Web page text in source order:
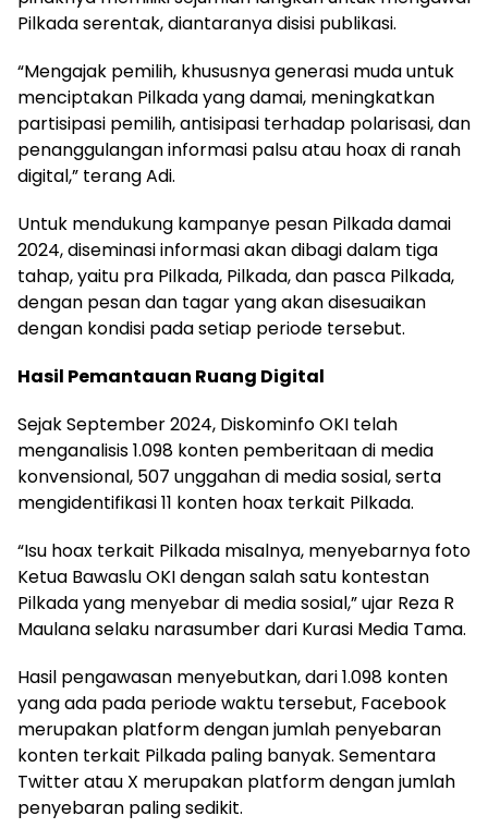
Pilkada serentak, diantaranya disisi publikasi.
“Mengajak pemilih, khususnya generasi muda untuk
menciptakan Pilkada yang damai, meningkatkan
partisipasi pemilih, antisipasi terhadap polarisasi, dan
penanggulangan informasi palsu atau hoax di ranah
digital,” terang Adi.
Untuk mendukung kampanye pesan Pilkada damai
2024, diseminasi informasi akan dibagi dalam tiga
tahap, yaitu pra Pilkada, Pilkada, dan pasca Pilkada,
dengan pesan dan tagar yang akan disesuaikan
dengan kondisi pada setiap periode tersebut.
Hasil Pemantauan Ruang Digital
Sejak September 2024, Diskominfo OKI telah
menganalisis 1.098 konten pemberitaan di media
konvensional, 507 unggahan di media sosial, serta
mengidentifikasi 11 konten hoax terkait Pilkada.
“Isu hoax terkait Pilkada misalnya, menyebarnya foto
Ketua Bawaslu OKI dengan salah satu kontestan
Pilkada yang menyebar di media sosial,” ujar Reza R
Maulana selaku narasumber dari Kurasi Media Tama.
Hasil pengawasan menyebutkan, dari 1.098 konten
yang ada pada periode waktu tersebut, Facebook
merupakan platform dengan jumlah penyebaran
konten terkait Pilkada paling banyak. Sementara
Twitter atau X merupakan platform dengan jumlah
penyebaran paling sedikit.